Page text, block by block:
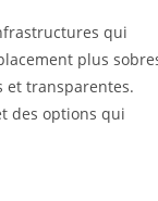
qui
plus
et transparentes.
des options qui